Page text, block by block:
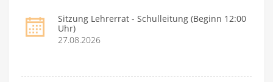
Sitzung Lehrerrat - Schulleitung (Beginn 12:00
Uhr)
27.08.2026